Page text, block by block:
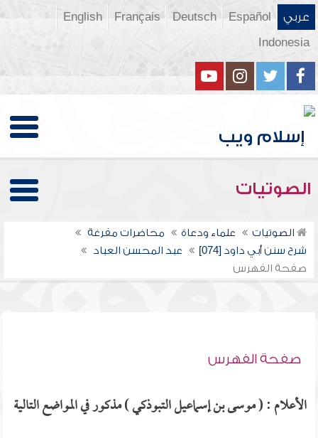
عربي Español
Deutsch
Français
English
Indonesia
الصوتيات
الصوتيات علماء ودعاة
محاضرات مفرغة
شرح سنن أبي داود [074]
عبد المحسن العباد
صفحة الفهرس
صفحة الفهرس
الأعلام : ( موسى بن إسماعيل التبوذكي ) مذكور في المواضع التالية